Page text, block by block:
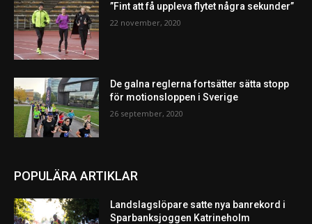
”Fint att få uppleva flytet några sekunder”
22 november, 2020
De galna reglerna fortsätter sätta stopp
för motionsloppen i Sverige
26 september, 2020
POPULÄRA ARTIKLAR
Landslagslöpare satte nya banrekord i
Sparbanksjoggen Katrineholm